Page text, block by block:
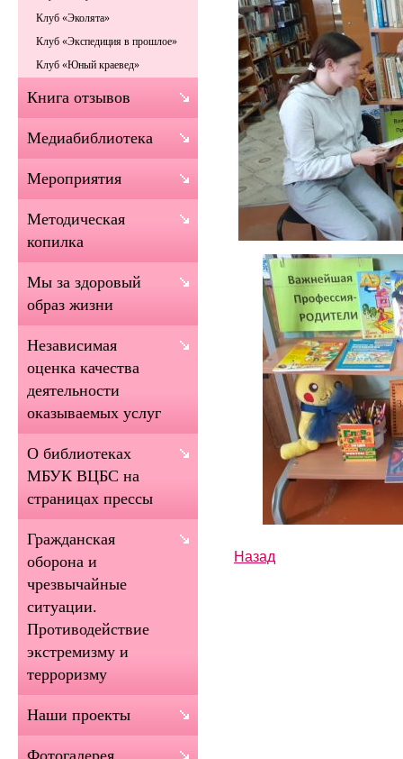
Назад
Клуб «Эколята»
Клуб «Экспедиция в прошлое»
Клуб «Юный краевед»
Книга отзывов
Медиабиблиотека
Мероприятия
Методическая
копилка
Мы за здоровый
образ жизни
Независимая
оценка качества
деятельности
оказываемых услуг
О библиотеках
МБУК ВЦБС на
страницах прессы
Гражданская
оборона и
чрезвычайные
ситуации.
Противодействие
экстремизму и
терроризму
Наши проекты
Фотогалерея